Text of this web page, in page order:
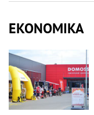
EKONOMIKA